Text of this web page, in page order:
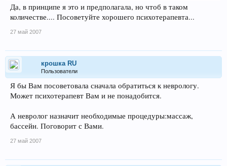
Да, в принципе я это и предполагала, но чтоб в таком
количестве.... Посоветуйте хорошего психотерапевта...
27 май 2007
крошка RU
Пользователи
Я бы Вам посоветовала сначала обратиться к неврологу.
Может психотерапевт Вам и не понадобится.
А невролог назначит необходимые процедуры:массаж,
бассейн. Поговорит с Вами.
27 май 2007